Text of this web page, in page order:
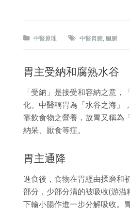
中醫原理 中醫胃腑, 臟腑
胃主受納和腐熟水谷
「受納」是接受和容納之意
化。中醫稱胃為「水谷之海」
靠飲食物之營養，故胃又稱為
納呆、厭食等症。
胃主通降
進食後，食物在胃經由揉磨和
部分，少部分清的被吸收(游溢
下輸小腸作進一步分解吸收。